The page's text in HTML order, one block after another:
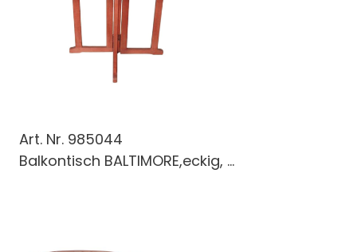
Art. Nr. 985044
Balkontisch BALTIMORE,eckig, ...